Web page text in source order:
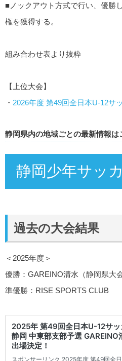
■ノックアウト方式で行い、優勝
権を獲得する。
組み合わせ表より抜粋
【上位大会】
・ 2026年度 第49回全日本U-12サ
静岡県内の地域ごとの最新情報は
静岡少年サッ
過去の大会結果
＜2025年度＞
優勝：GAREINO清水（静岡県大
準優勝：RISE SPORTS CLUB